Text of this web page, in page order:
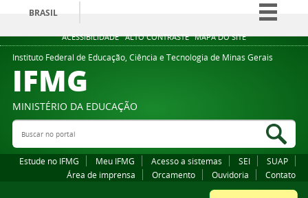
ACESSIBILIDADE ALTO CONTRASTE MAPA DO SITE
BRASIL
Simplifique!
Comunica BR
Legislação
Instituto Federal de Educação, Ciência e Tecnologia de Minas Gerais
IFMG
MINISTÉRIO DA EDUCAÇÃO
Buscar no portal
Estude no IFMG Meu IFMG Acesso a sistemas SEI
SUAP
Área de imprensa
Orcamento Ouvidoria Contato